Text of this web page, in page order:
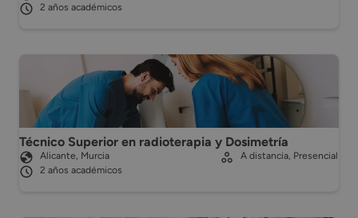
2 años académicos
Técnico Superior en radioterapia y Dosimetría
Alicante, Murcia
2 años académicos
A distancia, Presencial